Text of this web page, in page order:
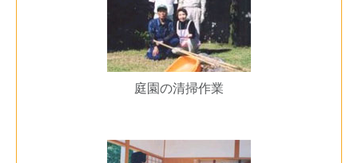
庭園の清掃作業